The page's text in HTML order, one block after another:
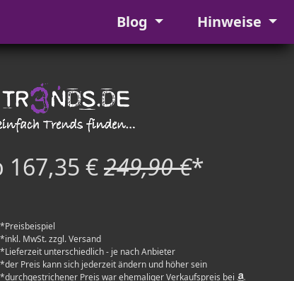
Blog Hinweise
167,35 €249,90 €*
*Preisbeispiel
*inkl. MwSt. zzgl. Versand
*Lieferzeit unterschiedlich - je nach Anbieter
*der Preis kann sich jederzeit ändern und höher sein
*durchgestrichener Preis war ehemaliger Verkaufspreis bei